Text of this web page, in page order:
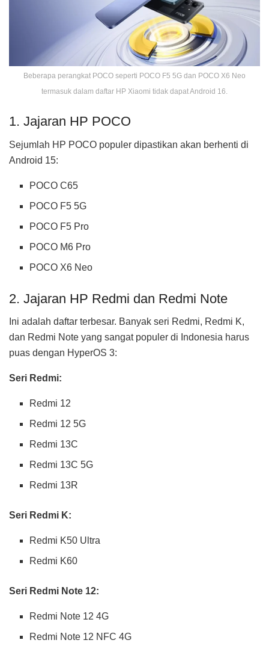
Beberapa perangkat POCO seperti POCO F5 5G dan POCO X6 Neo
termasuk dalam daftar HP Xiaomi tidak dapat Android 16.
1. Jajaran HP POCO
Sejumlah HP POCO populer dipastikan akan berhenti di
Android 15:
POCO C65
POCO F5 5G
POCO F5 Pro
POCO M6 Pro
POCO X6 Neo
2. Jajaran HP Redmi dan Redmi Note
Ini adalah daftar terbesar. Banyak seri Redmi, Redmi K,
dan Redmi Note yang sangat populer di Indonesia harus
puas dengan HyperOS 3:
Seri Redmi:
Redmi 12
Redmi 12 5G
Redmi 13C
Redmi 13C 5G
Redmi 13R
Seri Redmi K:
Redmi K50 Ultra
Redmi K60
Seri Redmi Note 12:
Redmi Note 12 4G
Redmi Note 12 NFC 4G